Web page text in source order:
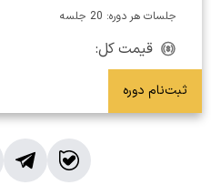
جلسات هر دوره: 20 جلسه
قیمت کل:
ثبت‌نام دوره